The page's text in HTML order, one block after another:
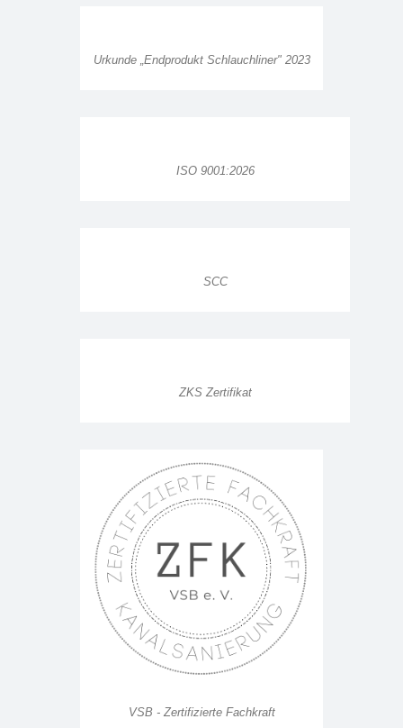
Urkunde „Endprodukt Schlauchliner" 2023
ISO 9001:2026
SCC
ZKS Zertifikat
VSB - Zertifizierte Fachkraft